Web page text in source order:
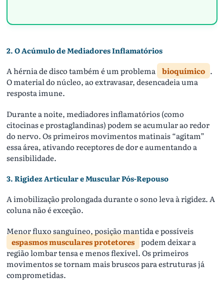
2. O Acúmulo de Mediadores Inflamatórios
A hérnia de disco também é um problema bioquímico .
O material do núcleo, ao extravasar, desencadeia uma
resposta imune.
Durante a noite, mediadores inflamatórios (como
citocinas e prostaglandinas) podem se acumular ao redor
do nervo. Os primeiros movimentos matinais “agitam”
essa área, ativando receptores de dor e aumentando a
sensibilidade.
3. Rigidez Articular e Muscular Pós-Repouso
A imobilização prolongada durante o sono leva à rigidez. A
coluna não é exceção.
Menor fluxo sanguíneo, posição mantida e possíveis
espasmos musculares protetores podem deixar a
região lombar tensa e menos flexível. Os primeiros
movimentos se tornam mais bruscos para estruturas já
comprometidas.